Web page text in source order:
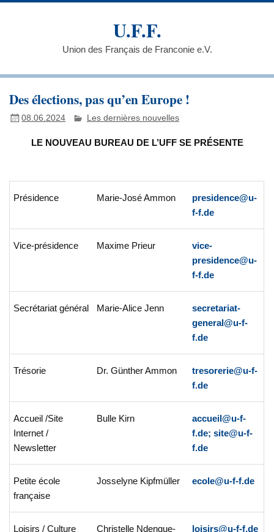
Skip
U.F.F.
Union des Français de Franconie e.V.
Des élections, pas qu’en Europe !
08.06.2024 Les dernières nouvelles
LE NOUVEAU BUREAU DE L’UFF SE PRÉSENTE
Présidence Marie-José Ammon
presidence@u-
f-f.de
Vice-présidence Maxime Prieur
vice-
presidence@u-
f-f.de
Secrétariat général Marie-Alice Jenn
secretariat-
general@u-f-
f.de
Trésorie Dr. Günther Ammon
tresorerie@u-f-
f.de
Accueil /Site
Internet /
Newsletter
Bulle Kirn
accueil@u-f-
f.de;site@u-f-
f.de
Petite école
française
Josselyne Kipfmüller ecole@u-f-f.de
Loisirs / Culture
Christelle Ndengue-
loisirs@u-f-f.de